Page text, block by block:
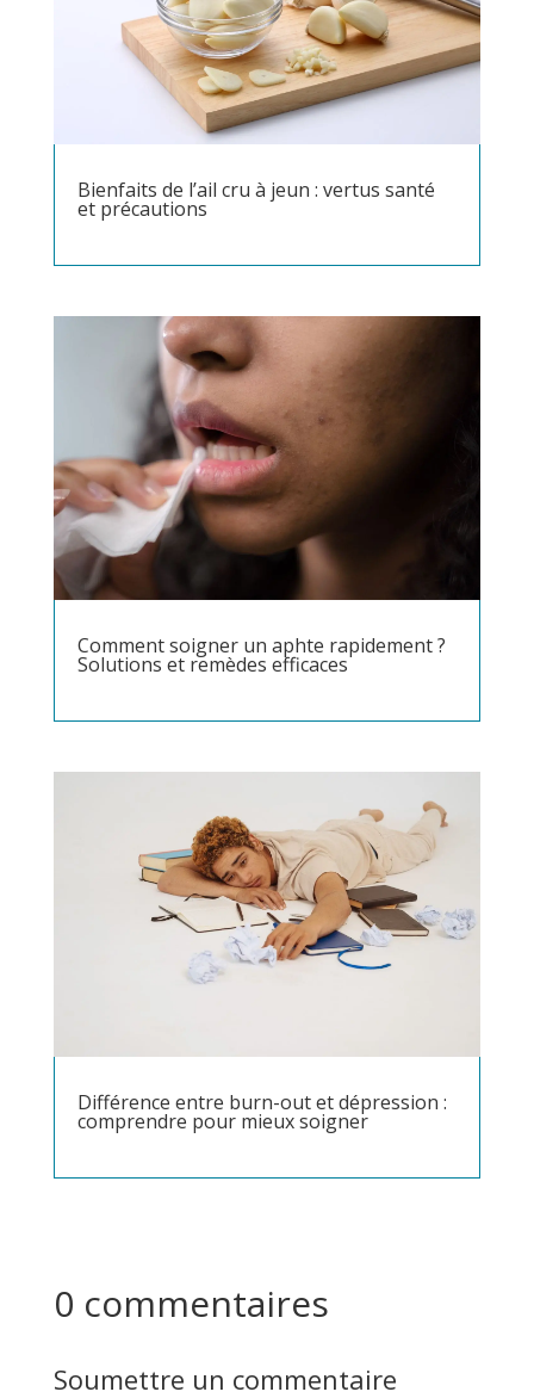
Bienfaits de l’ail cru à jeun : vertus santé
et précautions
Comment soigner un aphte rapidement ?
Solutions et remèdes efficaces
Différence entre burn-out et dépression :
comprendre pour mieux soigner
0 commentaires
Soumettre un commentaire